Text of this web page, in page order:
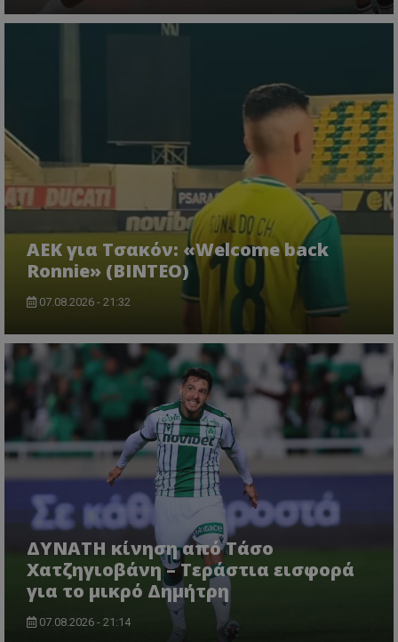
ΑΕΚ για Τσακόν: «Welcome back
Ronnie» (ΒΙΝΤΕΟ)
07.08.2026 - 21:32
ΔΥΝΑΤΗ κίνηση από Τάσο
Χατζηγιοβάνη – Τεράστια εισφορά
για το μικρό Δημήτρη
07.08.2026 - 21:14